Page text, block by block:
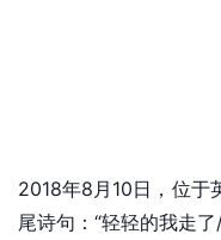
2018年8月10日，位于
尾诗句：“轻轻的我走